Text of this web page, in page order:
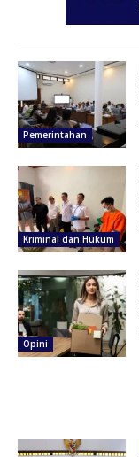
Pemerintahan
Kriminal dan Hukum
Opini